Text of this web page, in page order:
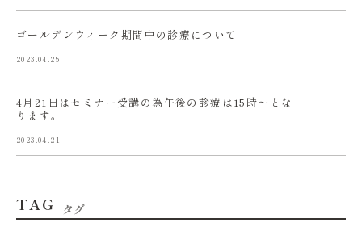
ゴールデンウィーク期間中の診療について
2023.04.25
4月21日はセミナー受講の為午後の診療は15時〜とな
ります。
2023.04.21
TAG タグ